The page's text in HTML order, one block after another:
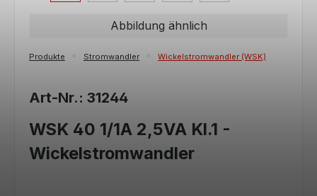
Abbildung ähnlich
Produkte Stromwandler Wickelstromwandler (WSK)
Art-Nr.: 31244
WSK 40 1/1A 2,5VA Kl.1 -
Wickelstromwandler